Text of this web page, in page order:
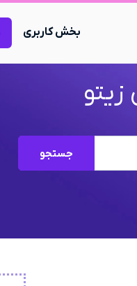
بخش کاربری
جستجو